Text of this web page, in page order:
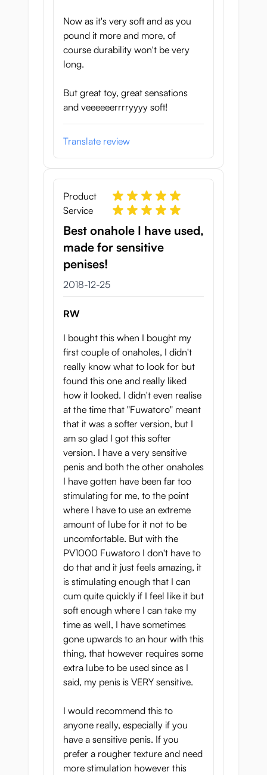
Now as it's very soft and as you
pound it more and more, of
course durability won't be very
long.
But great toy, great sensations
and veeeeeerrrryyyy soft!
Translate review
Product
Service
Best onahole I have used,
made for sensitive
penises!
25 december 2018
2018-12-25
RW
I bought this when I bought my
first couple of onaholes, I didn't
really know what to look for but
found this one and really liked
how it looked. I didn't even realise
at the time that "Fuwatoro" meant
that it was a softer version, but I
am so glad I got this softer
version. I have a very sensitive
penis and both the other onaholes
I have gotten have been far too
stimulating for me, to the point
where I have to use an extreme
amount of lube for it not to be
uncomfortable. But with the
PV1000 Fuwatoro I don't have to
do that and it just feels amazing, it
is stimulating enough that I can
cum quite quickly if I feel like it but
soft enough where I can take my
time as well, I have sometimes
gone upwards to an hour with this
thing, that however requires some
extra lube to be used since as I
said, my penis is VERY sensitive.
I would recommend this to
anyone really, especially if you
have a sensitive penis. If you
prefer a rougher texture and need
more stimulation however this